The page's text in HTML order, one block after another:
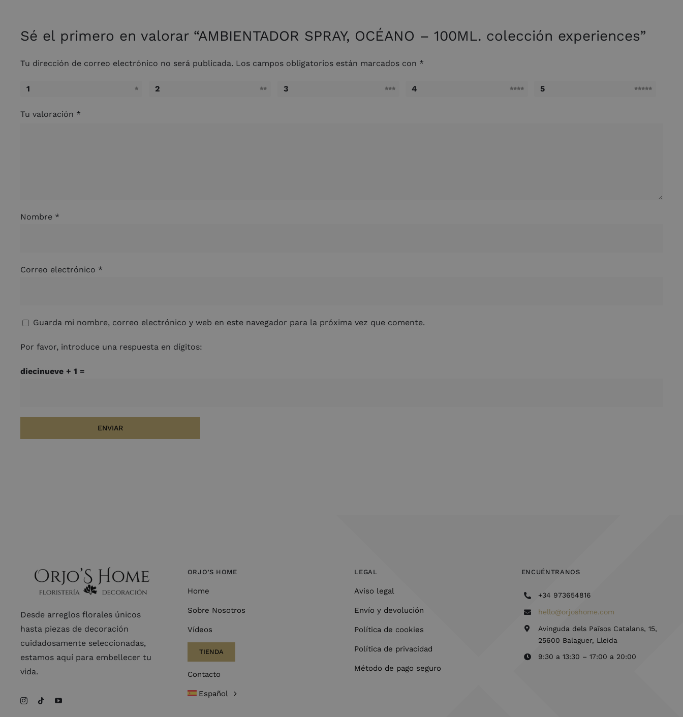
Sé el primero en valorar “AMBIENTADOR SPRAY, OCÉANO – 100ML. colección experiences”
Tu dirección de correo electrónico no será publicada. Los campos obligatorios están marcados con *
1 2 3 4 5
Tu valoración *
Nombre *
Correo electrónico *
Guarda mi nombre, correo electrónico y web en este navegador para la próxima vez que comente.
Por favor, introduce una respuesta en dígitos:
diecinueve + 1 =
Desde arreglos florales únicos
hasta piezas de decoración
cuidadosamente seleccionadas,
estamos aquí para embellecer tu
vida.
ORJO’S HOME
Home
Sobre Nosotros
Vídeos
TIENDA
Contacto
Español
LEGAL
Aviso legal
Envío y devolución
Política de cookies
Política de privacidad
Método de pago seguro
ENCUÉNTRANOS
+34 973654816
hello@orjoshome.com
Avinguda dels Països Catalans, 15,
25600 Balaguer, Lleida
9:30 a 13:30 – 17:00 a 20:00